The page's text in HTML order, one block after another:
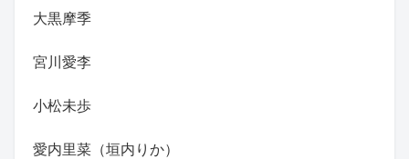
大黒摩季
宮川愛李
小松未歩
愛内里菜（垣内りか）